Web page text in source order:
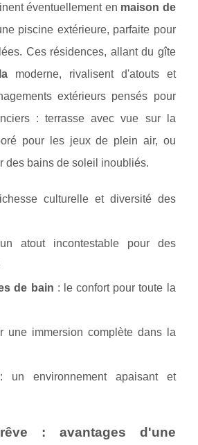
éventuellement en maison de
piscine extérieure, parfaite pour
Ces résidences, allant du gîte
moderne, rivalisent d'atouts et
extérieurs pensés pour
: terrasse avec vue sur la
pour les jeux de plein air, ou
des bains de soleil inoubliés.
culturelle et diversité des
atout incontestable pour des
de bain : le confort pour toute la
une immersion complète dans la
environnement apaisant et
: avantages d'une